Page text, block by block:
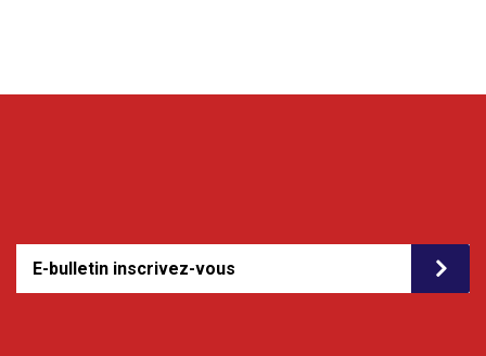
E-bulletin inscrivez-vous